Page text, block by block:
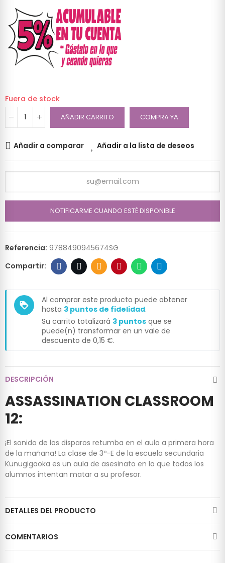
Fuera de stock
AÑADIR CARRITO COMPRA YA
Añadir a comparar Añadir a la lista de deseos
NOTIFICARME CUANDO ESTÉ DISPONIBLE
Referencia: 9788490945674SG
loyalty
Al comprar este producto puede obtener
hasta 3 puntos de fidelidad.
Su carrito totalizará 3 puntos que se
puede(n) transformar en un vale de
descuento de 0,15 €.
DESCRIPCIÓN
ASSASSINATION CLASSROOM
12:
¡El sonido de los disparos retumba en el aula a primera hora
de la mañana! La clase de 3º-E de la escuela secundaria
Kunugigaoka es un aula de asesinato en la que todos los
alumnos intentan matar a su profesor.
DETALLES DEL PRODUCTO
COMENTARIOS